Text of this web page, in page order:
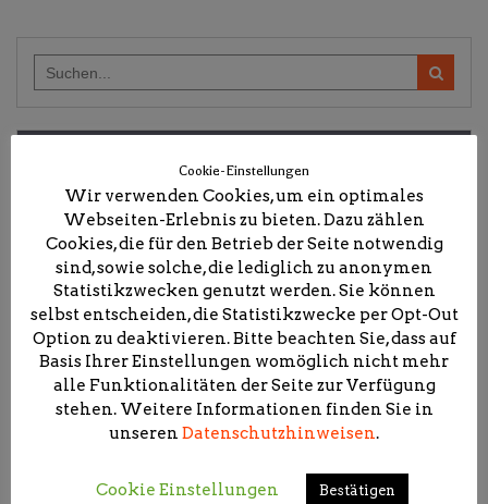
for:
@Instagram
Cookie-Einstellungen
Wir verwenden Cookies, um ein optimales
Webseiten-Erlebnis zu bieten. Dazu zählen
Cookies, die für den Betrieb der Seite notwendig
sind, sowie solche, die lediglich zu anonymen
Statistikzwecken genutzt werden. Sie können
selbst entscheiden, die Statistikzwecke per Opt-Out
Option zu deaktivieren. Bitte beachten Sie, dass auf
Basis Ihrer Einstellungen womöglich nicht mehr
alle Funktionalitäten der Seite zur Verfügung
stehen. Weitere Informationen finden Sie in
unseren Datenschutzhinweisen.
Cookie Einstellungen Bestätigen